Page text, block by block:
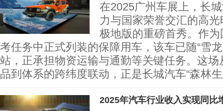
在2025广州车展上，长
力与国家荣誉交汇的高
极地版的重磅首秀。作
考任务中正式列装的保障用车，该车已随“雪
站，正承担物资运输与通勤等关键任务。这
品到体系的跨纬度联动，正是长城汽车“森林
2025年汽车行业收入实现同比